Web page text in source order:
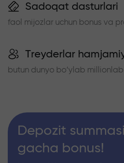
Sadoqat dasturlari
faol mijozlar uchun bonus va
Treyderlar
butun dunyo bo‘ylab
Depozit
gacha bonus!